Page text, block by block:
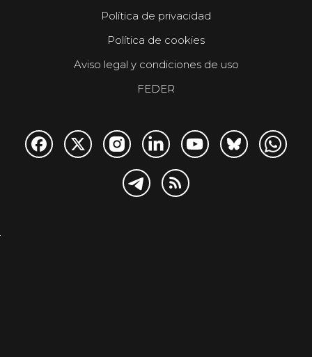
Política de privacidad
Política de cookies
Aviso legal y condiciones de uso
FEDER